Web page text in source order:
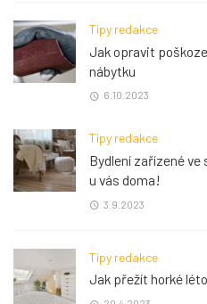
Tipy redakce
Jak opravit
nábytku
6.10.2023
Tipy redakce
Bydlení zařízené ve
u vás doma!
3.9.2023
Tipy redakce
Jak přežít horké